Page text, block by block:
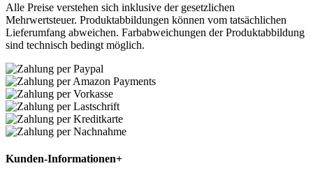
Alle Preise verstehen sich inklusive der gesetzlichen
Mehrwertsteuer. Produktabbildungen können vom tatsächlichen
Lieferumfang abweichen. Farbabweichungen der Produktabbildung
sind technisch bedingt möglich.
Kunden-Informationen+